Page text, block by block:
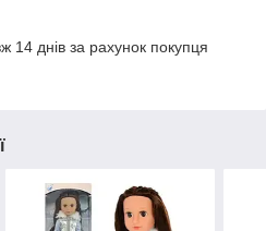
14 днів за рахунок покупця